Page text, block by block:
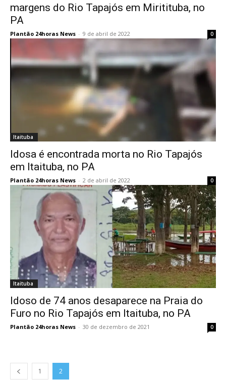
margens do Rio Tapajós em Miritituba, no
PA
Plantão 24horas News - 9 de abril de 2022 0
Itaituba
Idosa é encontrada morta no Rio Tapajós
em Itaituba, no PA
Plantão 24horas News - 2 de abril de 2022 0
Itaituba
Idoso de 74 anos desaparece na Praia do
Furo no Rio Tapajós em Itaituba, no PA
Plantão 24horas News - 30 de dezembro de 2021 0
1 2